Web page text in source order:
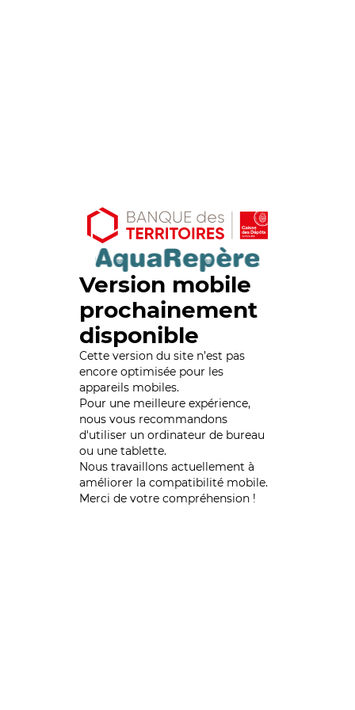
Version mobile
prochainement
disponible
Cette version du site n’est pas
encore optimisée pour les
appareils mobiles.
Pour une meilleure expérience,
nous vous recommandons
d'utiliser un ordinateur de bureau
ou une tablette.
Nous travaillons actuellement à
améliorer la compatibilité mobile.
Merci de votre compréhension !